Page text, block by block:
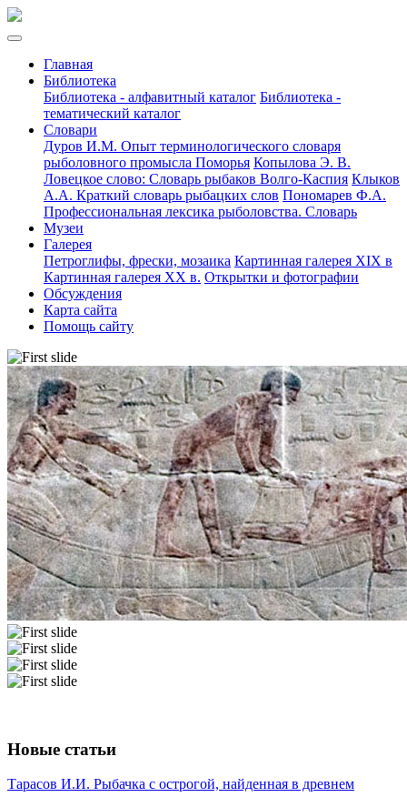
Главная
Библиотека
Библиотека - алфавитный каталог Библиотека -
тематический каталог
Словари
Дуров И.М. Опыт терминологического словаря
рыболовного промысла Поморья Копылова Э. В.
Ловецкое слово: Словарь рыбаков Волго-Каспия Клыков
А.А. Краткий словарь рыбацких слов Пономарев Ф.А.
Профессиональная лексика рыболовства. Словарь
Музеи
Галерея
Петроглифы, фрески, мозаика Картинная галерея XIX в
Картинная галерея XX в. Открытки и фотографии
Обсуждения
Карта сайта
Помощь сайту
Новые статьи
Тарасов И.И. Рыбачка с острогой, найденная в древнем